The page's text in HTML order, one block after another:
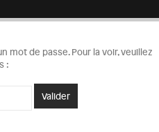
mot de passe. Pour la voir, veuillez
: